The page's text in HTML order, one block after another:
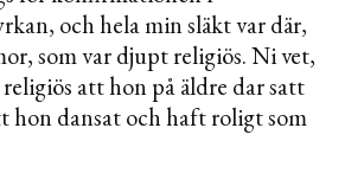
och hela min släkt var där,
som var djupt religiös. Ni vet,
religiös att hon på äldre dar satt
hon dansat och haft roligt som